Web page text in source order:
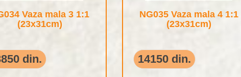
Vaza mala 3 1:1
(23x31cm)
din.
NG035 Vaza mala 4 1:1
(23x31cm)
14150 din.